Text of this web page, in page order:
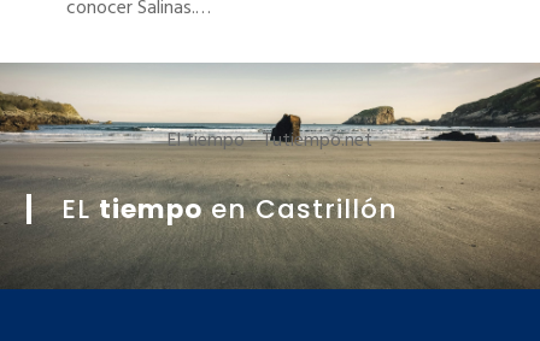
actividades…
El tiempo - Tutiempo.net
ELtiempoen Castrillón